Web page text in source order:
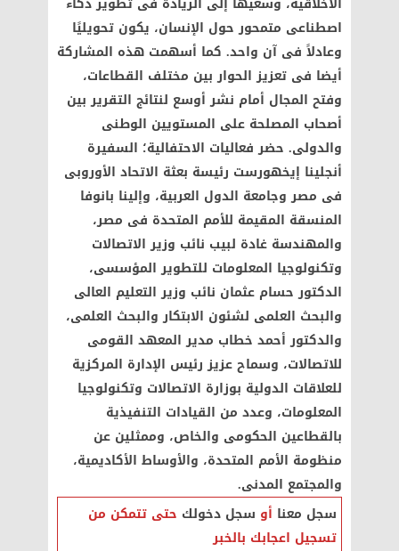
اصطناعى متمحور حول الإنسان، يكون تحويليًا
وعادلاً فى آن واحد. كما أسهمت هذه المشاركة
أيضا فى تعزيز الحوار بين مختلف القطاعات،
وفتح المجال أمام نشر أوسع لنتائج التقرير بين
أصحاب المصلحة على المستويين الوطنى
والدولى. حضر فعاليات الاحتفالية؛ السفيرة
أنجلينا إيخهورست رئيسة بعثة الاتحاد الأوروبى
فى مصر وجامعة الدول العربية، وإلينا بانوفا
المنسقة المقيمة للأمم المتحدة فى مصر،
والمهندسة غادة لبيب نائب وزير الاتصالات
وتكنولوجيا المعلومات للتطوير المؤسسى،
الدكتور حسام عثمان نائب وزير التعليم العالى
والبحث العلمى لشئون الابتكار والبحث العلمى،
والدكتور أحمد خطاب مدير المعهد القومى
للاتصالات، وسماح عزيز رئيس الإدارة المركزية
للعلاقات الدولية بوزارة الاتصالات وتكنولوجيا
المعلومات، وعدد من القيادات التنفيذية
بالقطاعين الحكومى والخاص، وممثلين عن
منظومة الأمم المتحدة، والأوساط الأكاديمية،
والمجتمع المدنى.
سجل معنا أو سجل دخولك حتى تتمكن من
تسجيل اعجابك بالخبر